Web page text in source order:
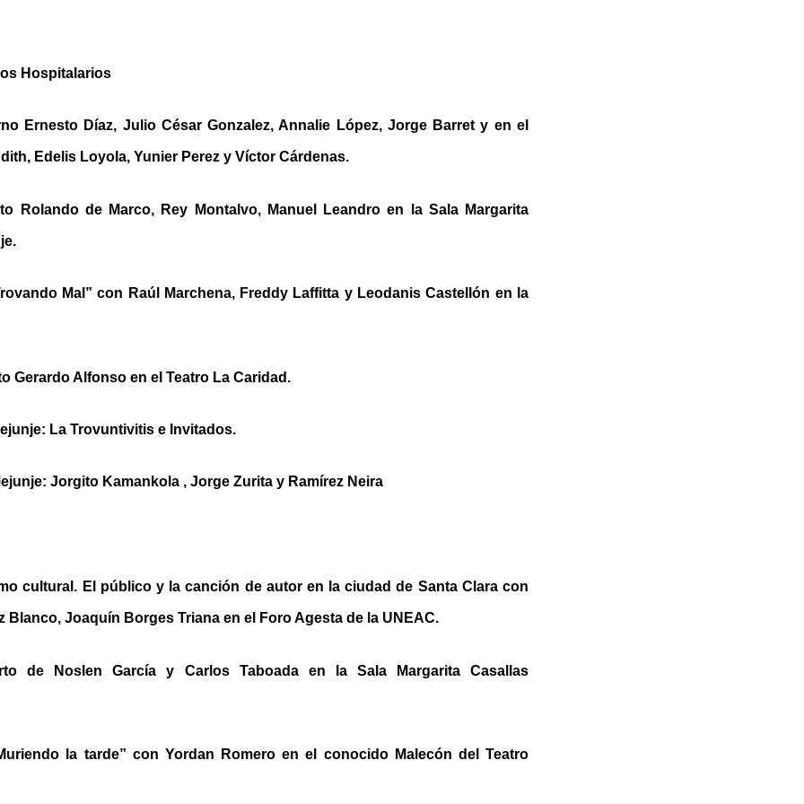
Hospitalarios
Ernesto Díaz, Julio César Gonzalez, Annalie López, Jorge Barret y en el
Edelis Loyola, Yunier Perez y Víctor Cárdenas.
Rolando de Marco, Rey Montalvo, Manuel Leandro en la Sala Margarita
Mal” con Raúl Marchena, Freddy Laffitta y Leodanis Castellón en la
Gerardo Alfonso en el Teatro La Caridad.
La Trovuntivitis e Invitados.
Jorgito Kamankola , Jorge Zurita y Ramírez Neira
cultural. El público y la canción de autor en la ciudad de Santa Clara con
Blanco, Joaquín Borges Triana en el Foro Agesta de la UNEAC.
de Noslen García y Carlos Taboada en la Sala Margarita Casallas
la tarde” con Yordan Romero en el conocido Malecón del Teatro